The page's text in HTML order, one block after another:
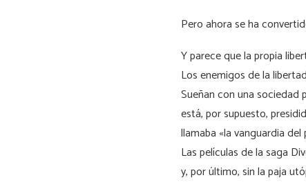
Pero ahora se ha
Y parece que la propia
Los enemigos de la
Sueñan con una sociedad
está, por supuesto,
llamaba «la vanguardia del
Las películas de la saga
y, por último, sin la paja